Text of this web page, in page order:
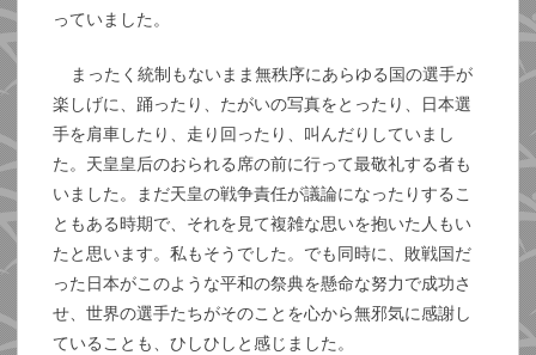
っていました。
まったく統制もないまま無秩序にあらゆる国の選手が
楽しげに、踊ったり、たがいの写真をとったり、日本選
手を肩車したり、走り回ったり、叫んだりしていまし
た。天皇皇后のおられる席の前に行って最敬礼する者も
いました。まだ天皇の戦争責任が議論になったりするこ
ともある時期で、それを見て複雑な思いを抱いた人もい
たと思います。私もそうでした。でも同時に、敗戦国だ
った日本がこのような平和の祭典を懸命な努力で成功さ
せ、世界の選手たちがそのことを心から無邪気に感謝し
ていることも、ひしひしと感じました。